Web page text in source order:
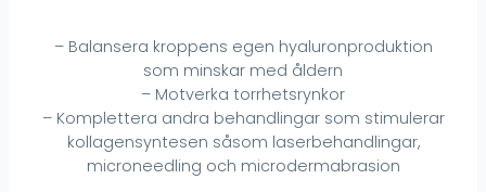
– Balansera kroppens egen hyaluronproduktion
som minskar med åldern
– Motverka torrhetsrynkor
– Komplettera andra behandlingar som stimulerar
kollagensyntesen såsom laserbehandlingar,
microneedling och microdermabrasion